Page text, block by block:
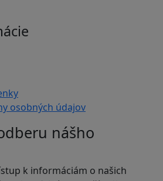
osobných údajov
nášho
k informáciám o našich